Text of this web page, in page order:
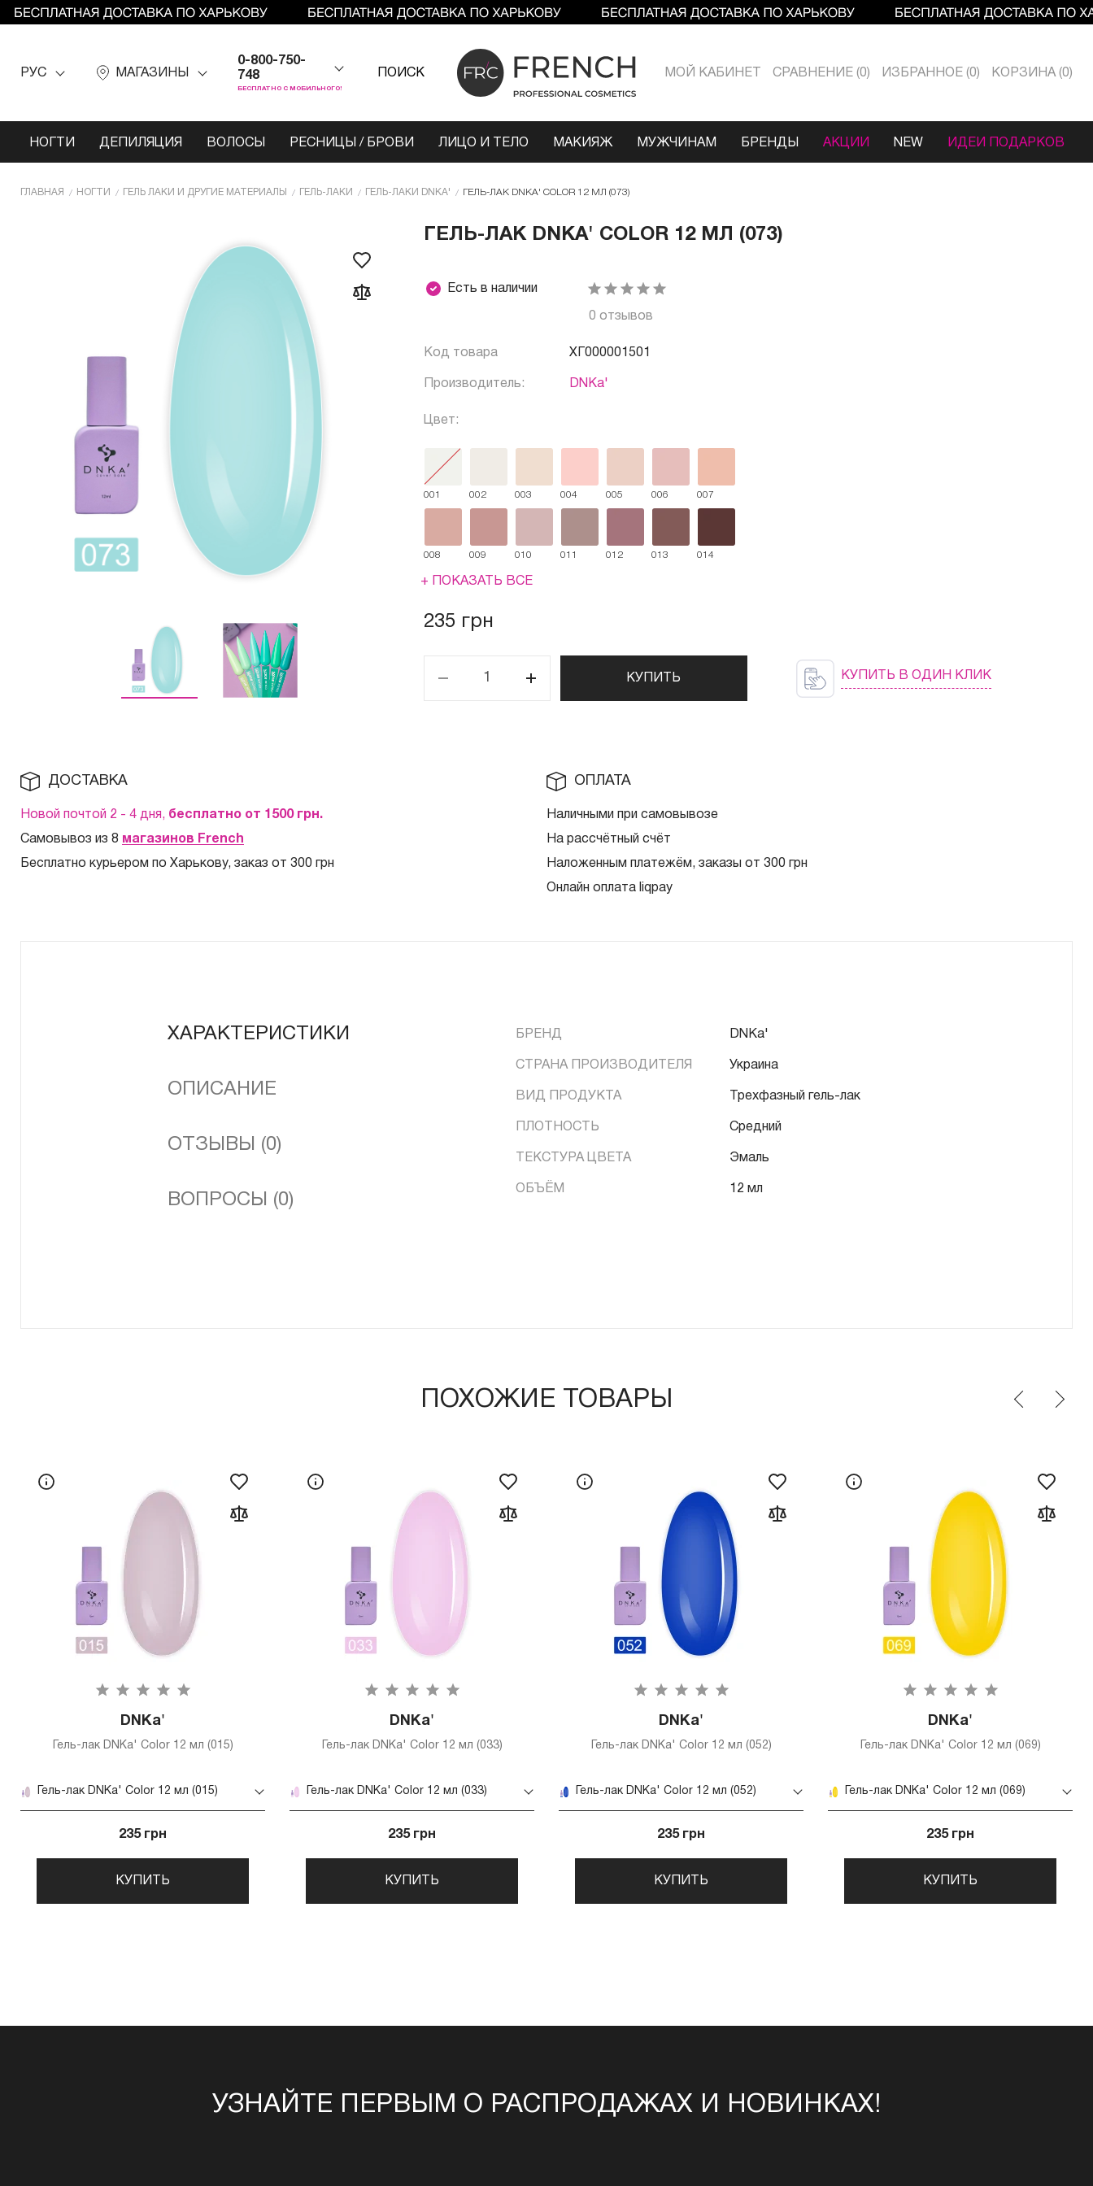
РУС МАГАЗИНЫ
0-800-750-
748
БЕСПЛАТНО С МОБИЛЬНОГО!
ПОИСК МОЙ КАБИНЕТ СРАВНЕНИЕ 0 ИЗБРАННОЕ 0 КОРЗИНА 0
НОГТИ ДЕПИЛЯЦИЯ ВОЛОСЫ РЕСНИЦЫ / БРОВИ ЛИЦО И ТЕЛО МАКИЯЖ МУЖЧИНАМ БРЕНДЫ АКЦИИ NEW ИДЕИ ПОДАРКОВ
ГЛАВНАЯ НОГТИ ГЕЛЬ ЛАКИ И ДРУГИЕ МАТЕРИАЛЫ ГЕЛЬ-ЛАКИ ГЕЛЬ-ЛАКИ DNKA' ГЕЛЬ-ЛАК DNKA' COLOR 12 МЛ (073)
ГЕЛЬ-ЛАК DNKA' COLOR 12 МЛ (073)
Есть в наличии
0 отзывов
Код товара ХГ000001501
Производитель: DNKa'
Цвет:
001 002 003 004 005 006 007
008 009 010 011 012 013 014
+ ПОКАЗАТЬ ВСЕ
235 грн
КУПИТЬ КУПИТЬ В ОДИН КЛИК
ДОСТАВКА
Новой почтой 2 - 4 дня, бесплатно от 1500 грн.
Самовывоз из 8 магазинов French
Бесплатно курьером по Харькову, заказ от 300 грн
ОПЛАТА
Наличными при самовывозе
На рассчётный счёт
Наложенным платежём, заказы от 300 грн
Онлайн оплата liqpay
ХАРАКТЕРИСТИКИ
ОПИСАНИЕ
ОТЗЫВЫ (0)
ВОПРОСЫ (0)
БРЕНД DNKa'
СТРАНА ПРОИЗВОДИТЕЛЯ Украина
ВИД ПРОДУКТА Трехфазный гель-лак
ПЛОТНОСТЬ Средний
ТЕКСТУРА ЦВЕТА Эмаль
ОБЪЁМ 12 мл
ПОХОЖИЕ ТОВАРЫ
DNKa'
Гель-лак DNKa' Color 12 мл (015)
Гель-лак DNKa' Color 12 мл (015)
235 грн
КУПИТЬ
DNKa'
Гель-лак DNKa' Color 12 мл (033)
Гель-лак DNKa' Color 12 мл (033)
235 грн
КУПИТЬ
DNKa'
Гель-лак DNKa' Color 12 мл (052)
Гель-лак DNKa' Color 12 мл (052)
235 грн
КУПИТЬ
DNKa'
Гель-лак DNKa' Color 12 мл (069)
Гель-лак DNKa' Color 12 мл (069)
235 грн
КУПИТЬ
УЗНАЙТЕ ПЕРВЫМ О РАСПРОДАЖАХ И НОВИНКАХ!